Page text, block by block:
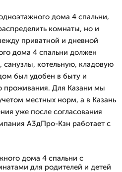
дома 4 спальни,
комнаты, но и
приватной и дневной
дома 4 спальни должен
санузлы, котельную, кладовую
был удобен в быту и
проживания. Для Казани мы
местных норм, а в Казань
уже после согласования
А3дПро-Кзн работает с
дома 4 спальни с
для родителей и детей